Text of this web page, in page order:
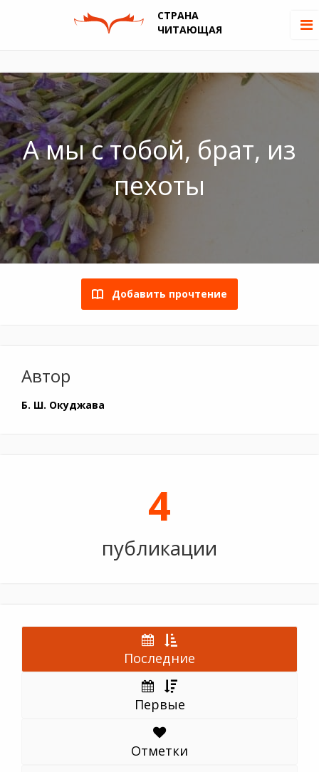
СТРАНА
ЧИТАЮЩАЯ
А мы с тобой, брат, из
пехоты
Добавить прочтение
Автор
Б. Ш. Окуджава
4
публикации
Последние
Первые
Отметки